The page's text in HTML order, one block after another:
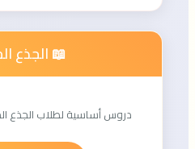
📖 الجذع
دروس أساسية لطلاب الجذع